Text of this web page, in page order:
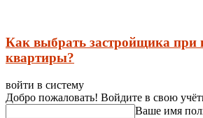
Как выбрать застройщика при
квартиры?
войти в систему
Добро пожаловать! Войдите в свою
Ваше имя